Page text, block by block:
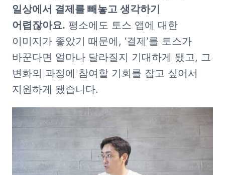
일상에서 결제를 빼놓고 생각하기
어렵잖아요. 평소에도 토스 앱에 대한
이미지가 좋았기 때문에, ‘결제’를 토스가
바꾼다면 얼마나 달라질지 기대하게 됐고, 그
변화의 과정에 참여할 기회를 잡고 싶어서
지원하게 됐습니다.